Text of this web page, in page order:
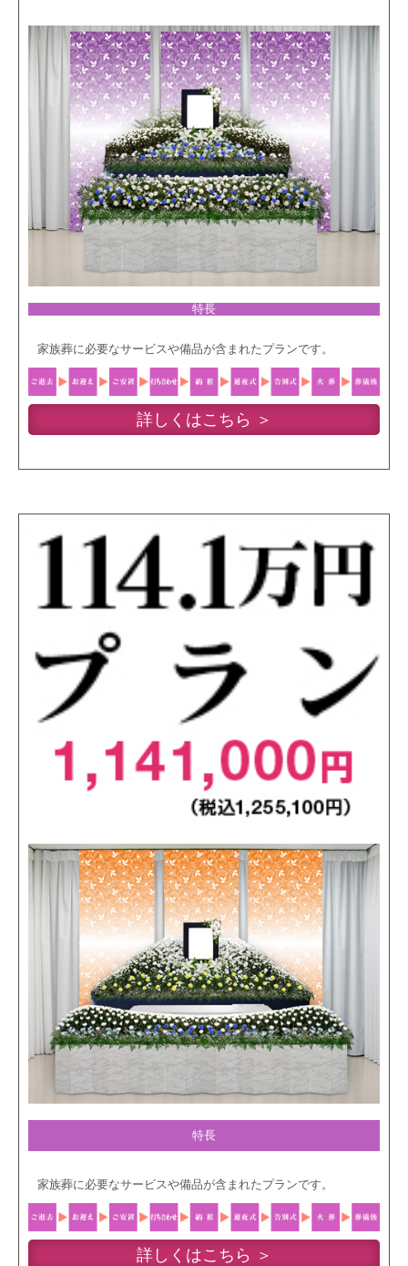
特長
家族葬に必要なサービスや備品が含まれたプランです。
詳しくはこちら ＞
特長
家族葬に必要なサービスや備品が含まれたプランです。
詳しくはこちら ＞